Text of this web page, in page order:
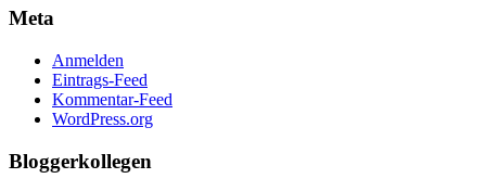
Meta
Anmelden
Eintrags-Feed
Kommentar-Feed
WordPress.org
Bloggerkollegen